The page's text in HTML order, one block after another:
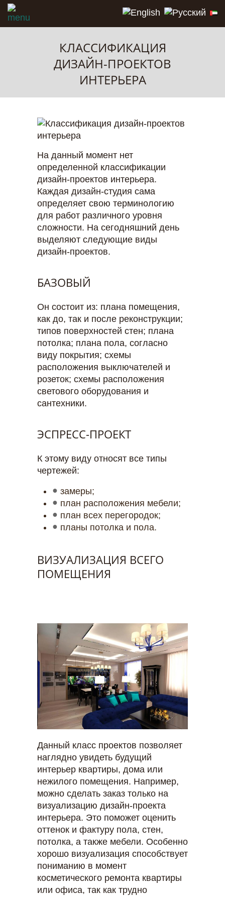
КЛАССИФИКАЦИЯ
ДИЗАЙН-ПРОЕКТОВ
ИНТЕРЬЕРА
На данный момент нет
определенной классификации
дизайн-проектов интерьера.
Каждая дизайн-студия сама
определяет свою терминологию
для работ различного уровня
сложности. На сегодняшний день
выделяют следующие виды
дизайн-проектов.
БАЗОВЫЙ
Он состоит из: плана помещения,
как до, так и после реконструкции;
типов поверхностей стен; плана
потолка; плана пола, согласно
виду покрытия; схемы
расположения выключателей и
розеток; схемы расположения
светового оборудования и
сантехники.
ЭСПРЕСС-ПРОЕКТ
К этому виду относят все типы
чертежей:
замеры;
план расположения мебели;
план всех перегородок;
планы потолка и пола.
ВИЗУАЛИЗАЦИЯ ВСЕГО
ПОМЕЩЕНИЯ
Данный класс проектов позволяет
наглядно увидеть будущий
интерьер квартиры, дома или
нежилого помещения. Например,
можно сделать заказ только на
визуализацию дизайн-проекта
интерьера. Это поможет оценить
оттенок и фактуру пола, стен,
потолка, а также мебели. Особенно
хорошо визуализация способствует
пониманию в момент
косметического ремонта квартиры
или офиса, так как трудно